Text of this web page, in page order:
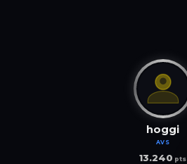
hoggi
AVS
13.240 pts